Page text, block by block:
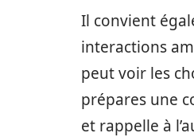
Il convient
interactions
peut voir les
prépares une
et rappelle à